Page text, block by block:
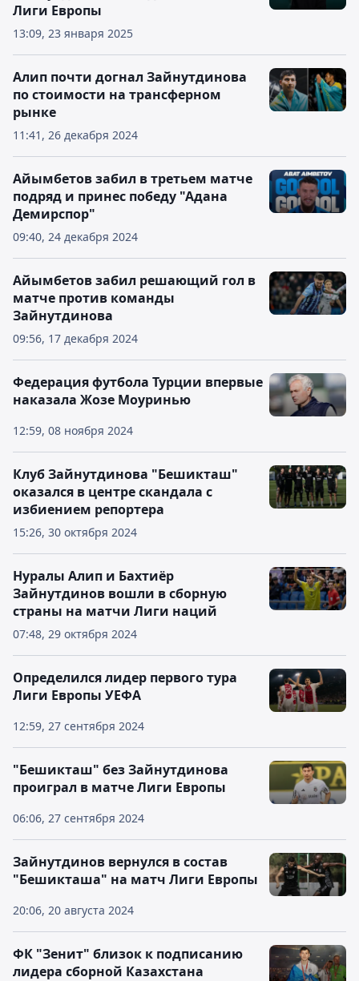
13:09, 23 января 2025
Лиги Европы
11:41, 26 декабря 2024
Алип почти догнал Зайнутдинова
по стоимости на трансферном
рынке
09:40, 24 декабря 2024
Айымбетов забил в третьем матче
подряд и принес победу "Адана
Демирспор"
09:56, 17 декабря 2024
Айымбетов забил решающий гол в
матче против команды
Зайнутдинова
12:59, 08 ноября 2024
Федерация футбола Турции впервые
наказала Жозе Моуринью
15:26, 30 октября 2024
Клуб Зайнутдинова "Бешикташ"
оказался в центре скандала с
избиением репортера
07:48, 29 октября 2024
Нуралы Алип и Бахтиёр
Зайнутдинов вошли в сборную
страны на матчи Лиги наций
12:59, 27 сентября 2024
Определился лидер первого тура
Лиги Европы УЕФА
06:06, 27 сентября 2024
"Бешикташ" без Зайнутдинова
проиграл в матче Лиги Европы
20:06, 20 августа 2024
Зайнутдинов вернулся в состав
"Бешикташа" на матч Лиги Европы
ФК "Зенит" близок к подписанию
лидера сборной Казахстана